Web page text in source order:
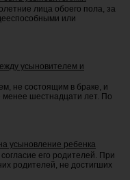
лица обоего пола, за
или
усыновителем и
не состоящим в браке, и
шестнадцати лет. По
усыновление ребенка
его родителей. При
родителей, не достигших